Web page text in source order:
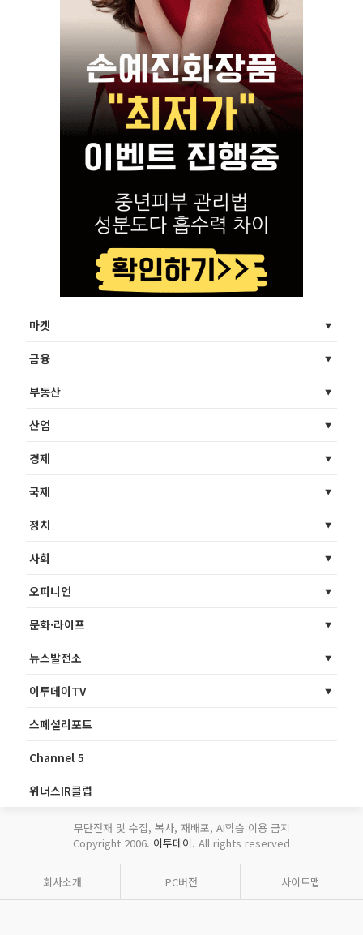
마켓
금융
부동산
산업
경제
국제
정치
사회
오피니언
문화·라이프
뉴스발전소
이투데이TV
스페셜리포트
Channel 5
위너스IR클럽
무단전재 및 수집, 복사, 재배포, AI학습 이용 금지
Copyright 2006. 이투데이. All rights reserved
회사소개 PC버전 사이트맵